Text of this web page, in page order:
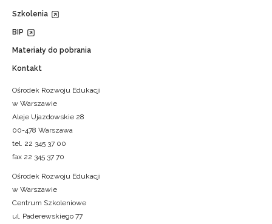
Szkolenia
BIP
Materiały do pobrania
Kontakt
Ośrodek Rozwoju Edukacji
w Warszawie
Aleje Ujazdowskie 28
00-478 Warszawa
tel. 22 345 37 00
fax 22 345 37 70
Ośrodek Rozwoju Edukacji
w Warszawie
Centrum Szkoleniowe
ul. Paderewskiego 77